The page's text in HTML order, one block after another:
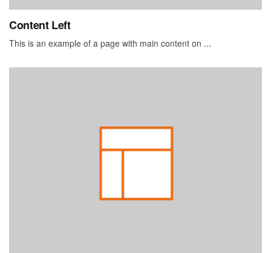
Content Left
This is an example of a page with main content on ...